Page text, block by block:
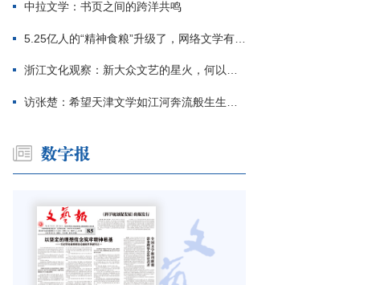
中拉文学：书页之间的跨洋共鸣
5.25亿人的“精神食粮”升级了，网络文学有了哪些新变化？
浙江文化观察：新大众文艺的星火，何以燎原？
访张楚：希望天津文学如江河奔流般生生不息